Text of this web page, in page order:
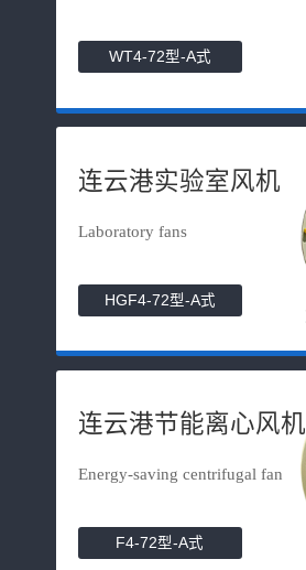
WT4-72型-A式
连云港实验室风机
Laboratory fans
HGF4-72型-A式
连云港节能离心风机
Energy-saving centrifugal fan
F4-72型-A式